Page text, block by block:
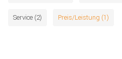
Service (2) Preis/Leistung (1)